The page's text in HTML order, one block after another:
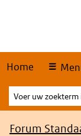
Home
Voer
uw
zoekterm
Kruimelpad
Forum